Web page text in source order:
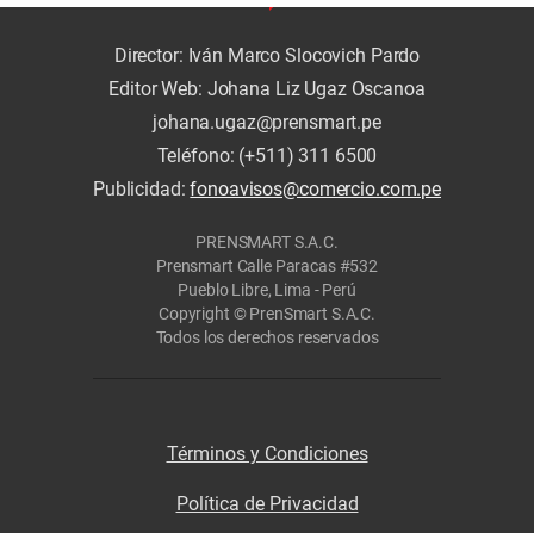
Director: Iván Marco Slocovich Pardo
Editor Web: Johana Liz Ugaz Oscanoa
johana.ugaz@prensmart.pe
Teléfono: (+511) 311 6500
Publicidad:fonoavisos@comercio.com.pe
PRENSMART S.A.C.
Prensmart Calle Paracas #532
Pueblo Libre, Lima - Perú
Copyright © PrenSmart S.A.C.
Todos los derechos reservados
Términos y Condiciones
Política de Privacidad